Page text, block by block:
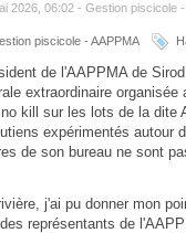
2026, 06:02 - Gestion piscicole
piscicole - AAPPMA
de l'AAPPMA de
extraordinaire
kill sur les lots de la dite
expérimentés autour
de son bureau ne sont
j'ai pu donner mon
représentants de